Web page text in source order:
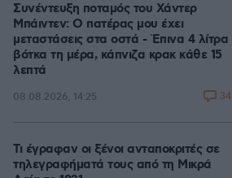
Συνέντευξη ποταμός του Χάντερ
Μπάιντεν: Ο πατέρας μου έχει
μεταστάσεις στα οστά - Έπινα 4 λίτρα
βότκα τη μέρα, κάπνιζα κρακ κάθε 15
λεπτά
08.08.2026, 14:25 34
Τι έγραφαν οι ξένοι ανταποκριτές σε
τηλεγραφήματά τους από τη Μικρά